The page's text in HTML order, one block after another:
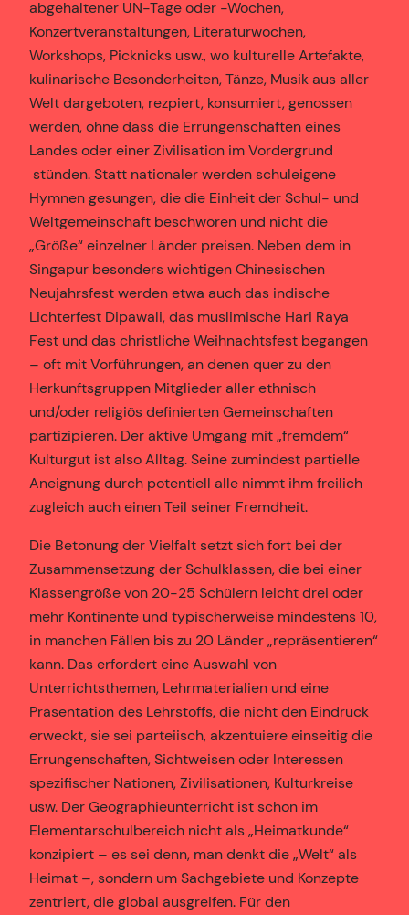
abgehaltener UN-Tage oder -Wochen,
Konzertveranstaltungen, Literaturwochen,
Workshops, Picknicks usw., wo kulturelle Artefakte,
kulinarische Besonderheiten, Tänze, Musik aus aller
Welt dargeboten, rezpiert, konsumiert, genossen
werden, ohne dass die Errungenschaften eines
Landes oder einer Zivilisation im Vordergrund
stünden. Statt nationaler werden schuleigene
Hymnen gesungen, die die Einheit der Schul- und
Weltgemeinschaft beschwören und nicht die
„Größe“ einzelner Länder preisen. Neben dem in
Singapur besonders wichtigen Chinesischen
Neujahrsfest werden etwa auch das indische
Lichterfest Dipawali, das muslimische Hari Raya
Fest und das christliche Weihnachtsfest begangen
– oft mit Vorführungen, an denen quer zu den
Herkunftsgruppen Mitglieder aller ethnisch
und/oder religiös definierten Gemeinschaften
partizipieren. Der aktive Umgang mit „fremdem“
Kulturgut ist also Alltag. Seine zumindest partielle
Aneignung durch potentiell alle nimmt ihm freilich
zugleich auch einen Teil seiner Fremdheit.
Die Betonung der Vielfalt setzt sich fort bei der
Zusammensetzung der Schulklassen, die bei einer
Klassengröße von 20-25 Schülern leicht drei oder
mehr Kontinente und typischerweise mindestens 10,
in manchen Fällen bis zu 20 Länder „repräsentieren“
kann. Das erfordert eine Auswahl von
Unterrichtsthemen, Lehrmaterialien und eine
Präsentation des Lehrstoffs, die nicht den Eindruck
erweckt, sie sei parteiisch, akzentuiere einseitig die
Errungenschaften, Sichtweisen oder Interessen
spezifischer Nationen, Zivilisationen, Kulturkreise
usw. Der Geographieunterricht ist schon im
Elementarschulbereich nicht als „Heimatkunde“
konzipiert – es sei denn, man denkt die „Welt“ als
Heimat –, sondern um Sachgebiete und Konzepte
zentriert, die global ausgreifen. Für den